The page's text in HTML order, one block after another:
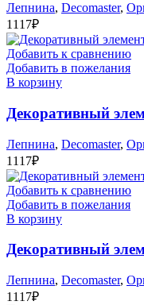
Лепнина, Decomaster,
1117₽
Добавить к сравнению
Добавить в пожелания
В корзину
Декоративный
Лепнина, Decomaster,
1117₽
Добавить к сравнению
Добавить в пожелания
В корзину
Декоративный
Лепнина, Decomaster,
1117₽